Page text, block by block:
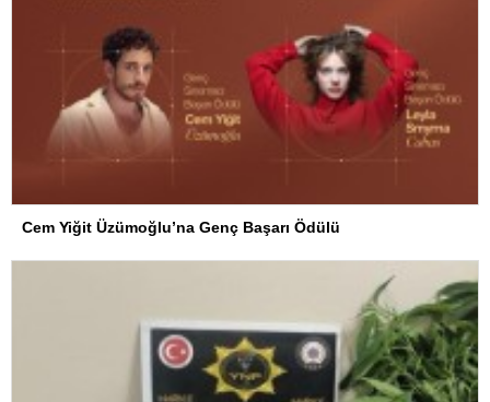
Cem Yiğit Üzümoğlu’na Genç Başarı Ödülü